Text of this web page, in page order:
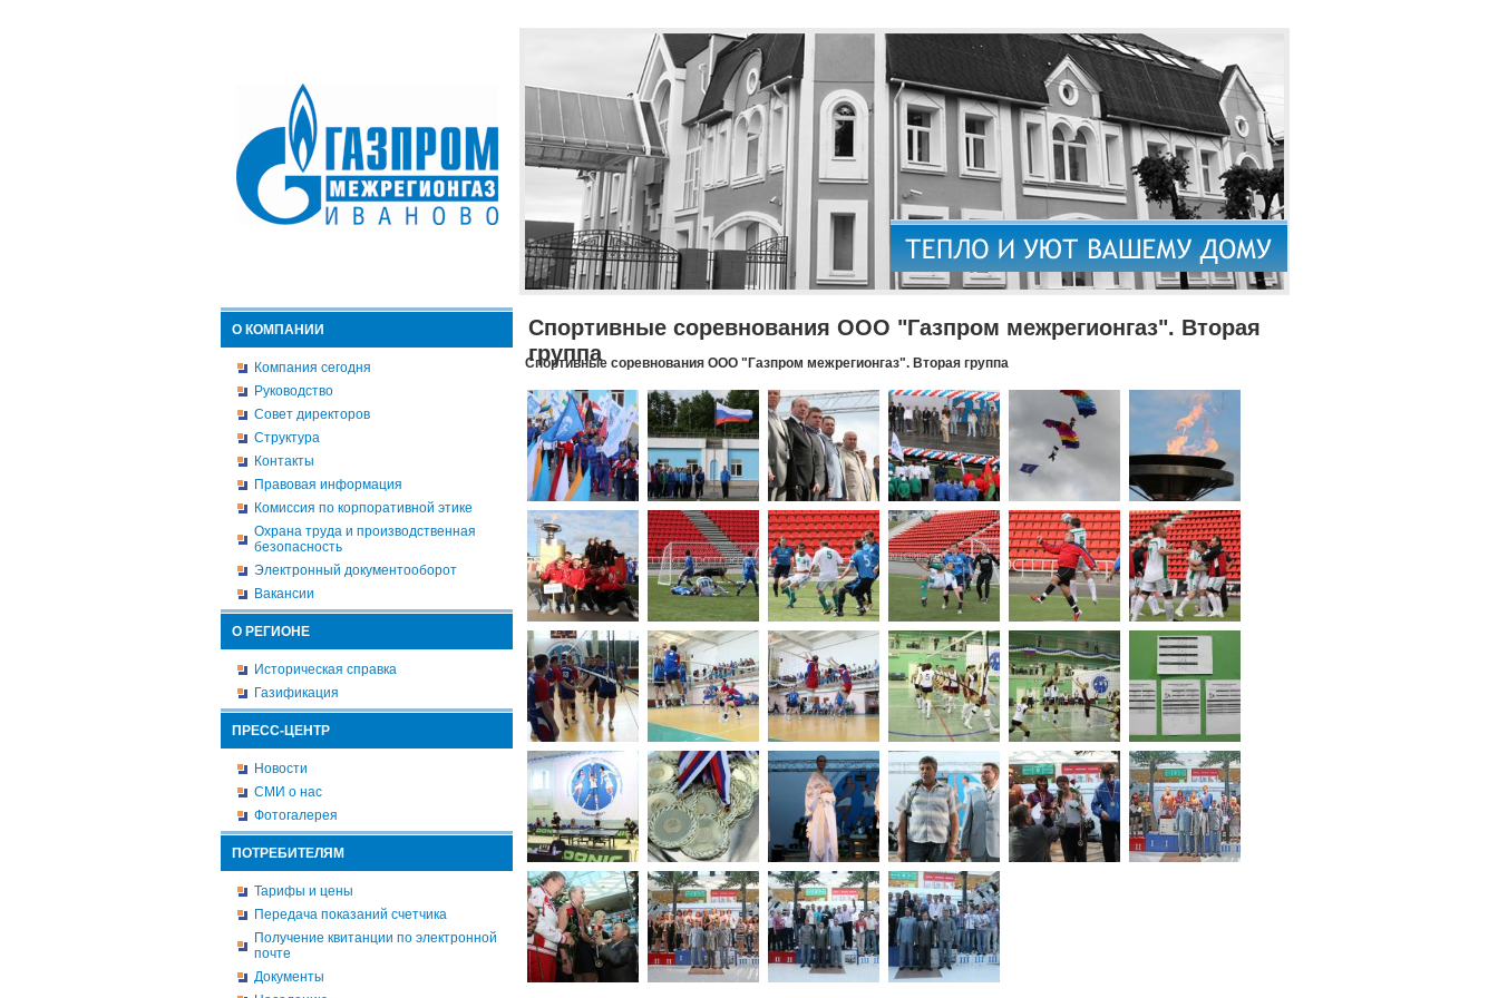
О КОМПАНИИ
Компания сегодня
Руководство
Совет директоров
Структура
Контакты
Правовая информация
Комиссия по корпоративной этике
Охрана труда и производственная
безопасность
Электронный документооборот
Вакансии
О РЕГИОНЕ
Историческая справка
Газификация
ПРЕСС-ЦЕНТР
Новости
СМИ о нас
Фотогалерея
ПОТРЕБИТЕЛЯМ
Тарифы и цены
Передача показаний счетчика
Получение квитанции по электронной
почте
Документы
Спортивные соревнования ООО "Газпром межрегионгаз". Вторая
группа
Спортивные соревнования ООО "Газпром межрегионгаз". Вторая группа